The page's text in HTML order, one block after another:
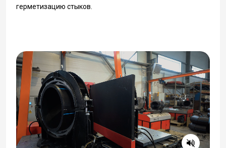
герметизацию стыков.